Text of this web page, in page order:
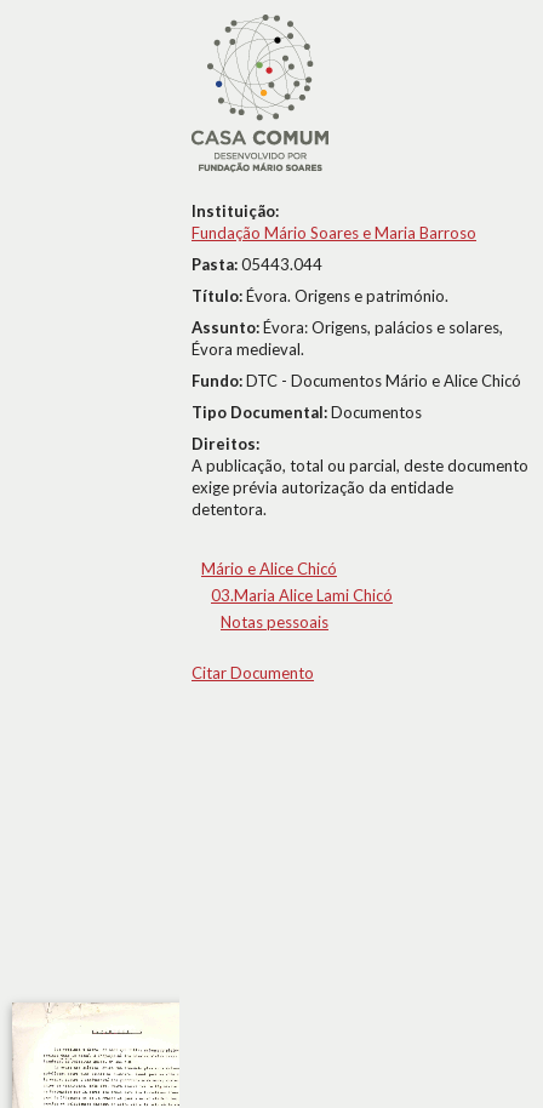
Instituição:
Fundação Mário Soares e Maria Barroso
Pasta:05443.044
Título:Évora. Origens e património.
Assunto:Évora: Origens, palácios e solares,
Évora medieval.
Fundo:DTC - Documentos Mário e Alice Chicó
Tipo Documental:Documentos
Direitos:
A publicação, total ou parcial, deste documento
exige prévia autorização da entidade
detentora.
Mário e Alice Chicó
03.Maria Alice Lami Chicó
Notas pessoais
Citar Documento